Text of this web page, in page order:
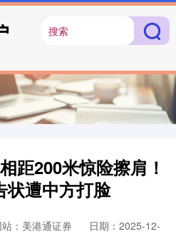
距200米惊险擦肩！
状遭中方打脸
站：美港通证券
日期：2025-12-